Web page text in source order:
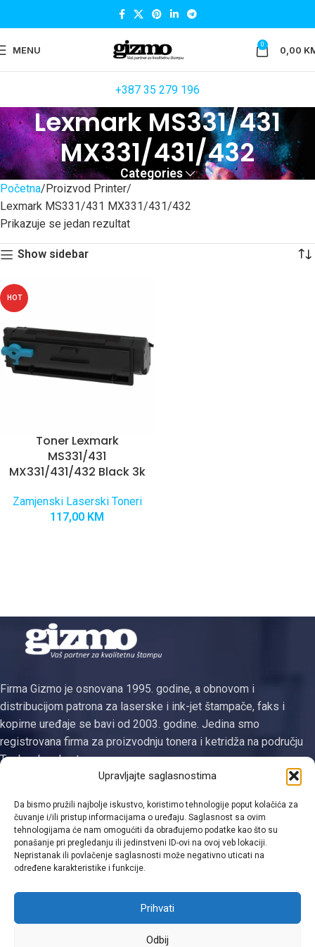
Upravljajte saglasnostima
Da bismo pružili najbolje iskustvo, koristimo tehnologije poput kolačića za
čuvanje i/ili pristup informacijama o uređaju. Saglasnost sa ovim
tehnologijama će nam omogućiti da obrađujemo podatke kao što su
ponašanje pri pregledanju ili jedinstveni ID-ovi na ovoj veb lokaciji.
Nepristanak ili povlačenje saglasnosti može negativno uticati na
određene karakteristike i funkcije.
Prihvati
Odbij
MENU 0 0,00
+387 35 279 196
Lexmark MS331/431
MX331/431/432
Categories
Početna Proizvod Printer
Lexmark MS331/431 MX331/431/432
Prikazuje se jedan rezultat
Show sidebar
HOT
Toner Lexmark
MS331/431
MX331/431/432 Black 3k
Zamjenski Laserski Toneri
117,00 KM
Firma Gizmo je osnovana 1995. godine, a obnovom i
distribucijom patrona za laserske i ink-jet štampače, faks i
kopirne uređaje se bavi od 2003. godine. Jedina smo
registrovana firma za proizvodnju tonera i ketridža na području
Tuzlanskog kantona
Linkovi
Kontakt informacije
Viber